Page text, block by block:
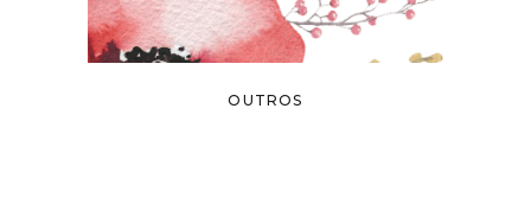
OUTROS